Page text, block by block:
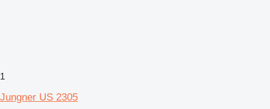
1
Jungner US 2305